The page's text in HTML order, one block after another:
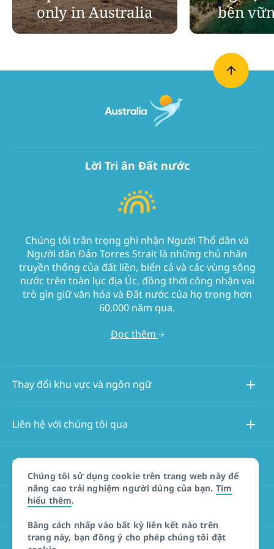
only in Australia
bền
Chúng tôi sử dụng cookie trên trang web này để
nâng cao trải nghiệm người dùng của bạn. Tìm
hiểu thêm.
Bằng cách nhấp vào bất kỳ liên kết nào trên
trang này, bạn đồng ý cho phép chúng tôi đặt
Lời Tri ân Đất nước
Chúng tôi trân trọng ghi nhận Người Thổ dân và
Người dân Đảo Torres Strait là những chủ nhân
truyền thống của đất liền, biển cả và các vùng sông
nước trên toàn lục địa Úc, đồng thời công nhận vai
trò gìn giữ văn hóa và Đất nước của họ trong hơn
60.000 năm qua.
Đọc thêm
Thay đổi khu vực và ngôn ngữ
Liên hệ với chúng tôi qua
Thông tin về trang web này
Các trang web khác
Tuyên bố miễn trừ trách nhiệm đối với sản phẩm